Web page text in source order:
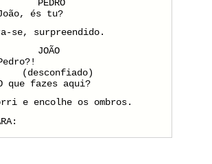
PEDRO
és tu?
se, surpreendido.
JOÃO
(desconfiado)
que fazes aqui?
e encolhe os ombros.